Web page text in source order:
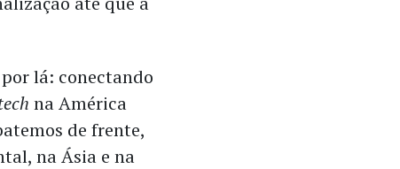
lá: conectando
na América
de frente,
na Ásia e na